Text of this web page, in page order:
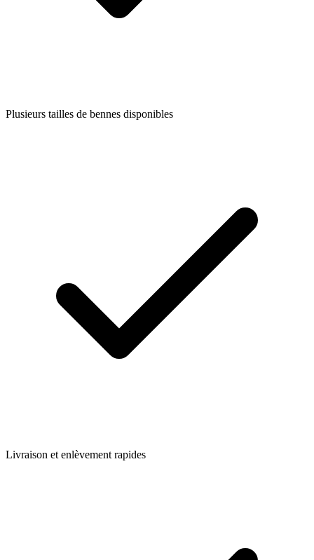
Plusieurs tailles de bennes disponibles
Livraison et enlèvement rapides